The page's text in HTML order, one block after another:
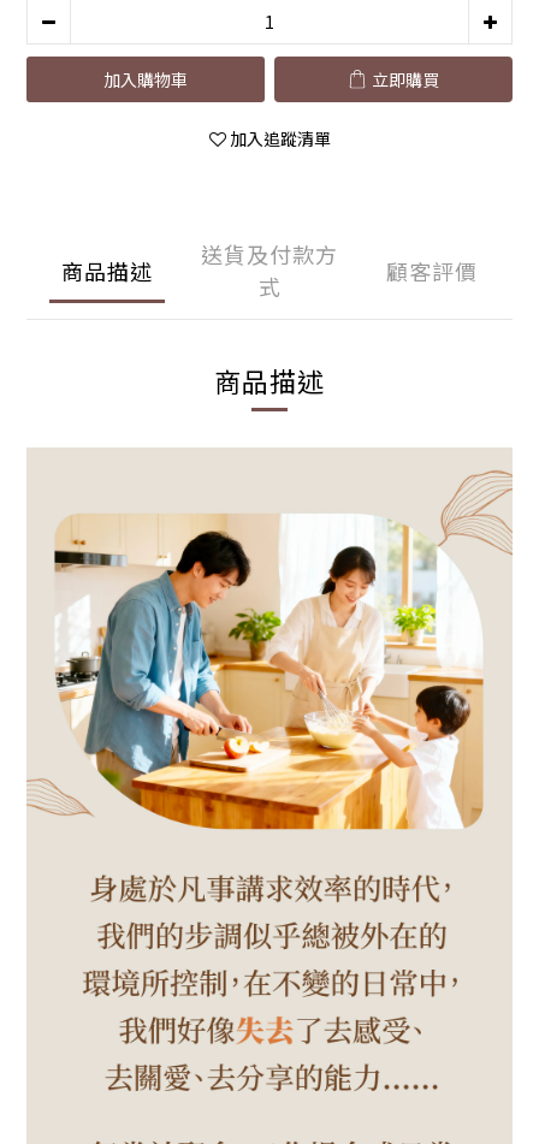
加入購物車 立即購買
加入追蹤清單
商品描述
送貨及付款方
式
顧客評價
商品描述